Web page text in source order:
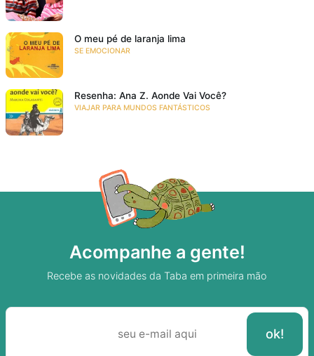
O meu pé de laranja lima
SE EMOCIONAR
Resenha: Ana Z. Aonde Vai Você?
VIAJAR PARA MUNDOS FANTÁSTICOS
Acompanhe a gente!
Recebe as novidades da Taba em primeira mão